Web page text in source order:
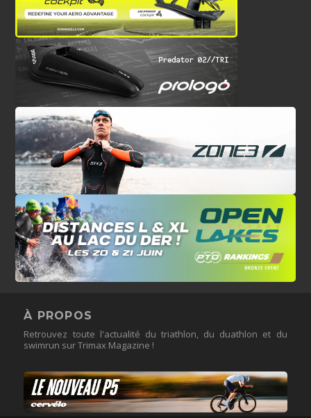
À PROPOS
Retrouvez toute l'actualité du triathlon, du duathlon et du
swimrun sur Trimax Magazine !